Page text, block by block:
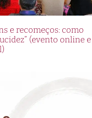
e recomeços: como
(evento online e